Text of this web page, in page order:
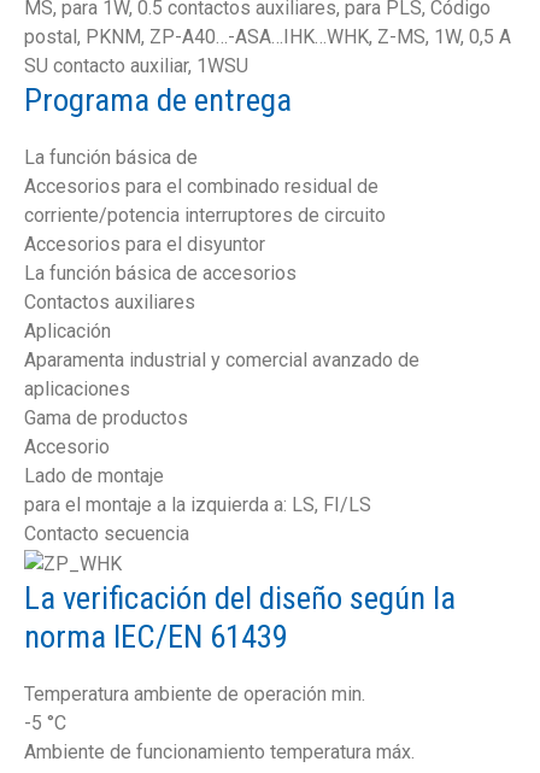
MS, para 1W, 0.5 contactos auxiliares, para PLS, Código
postal, PKNM, ZP-A40…-ASA…IHK…WHK, Z-MS, 1W, 0,5 A
SU contacto auxiliar, 1WSU
Programa de entrega
La función básica de
Accesorios para el combinado residual de
corriente/potencia interruptores de circuito
Accesorios para el disyuntor
La función básica de accesorios
Contactos auxiliares
Aplicación
Aparamenta industrial y comercial avanzado de
aplicaciones
Gama de productos
Accesorio
Lado de montaje
para el montaje a la izquierda a: LS, FI/LS
Contacto secuencia
La verificación del diseño según la
norma IEC/EN 61439
Temperatura ambiente de operación min.
-5 °C
Ambiente de funcionamiento temperatura máx.